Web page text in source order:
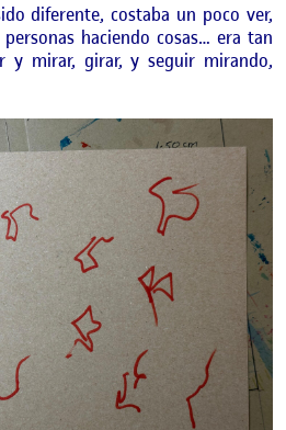
diferente, costaba un poco ver,
haciendo cosas… era tan
y mirar, girar, y seguir mirando,